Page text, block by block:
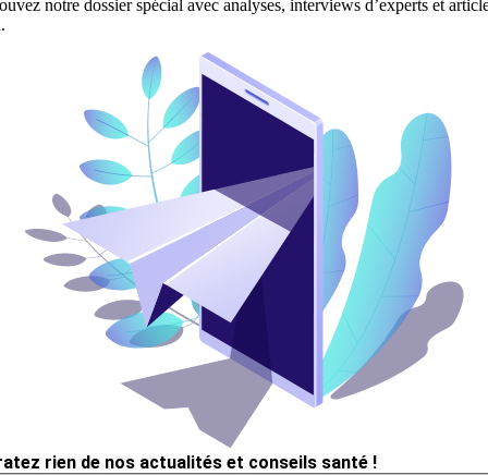
notre dossier spécial avec analyses, interviews d’experts et
rien de nos actualités et conseils santé !